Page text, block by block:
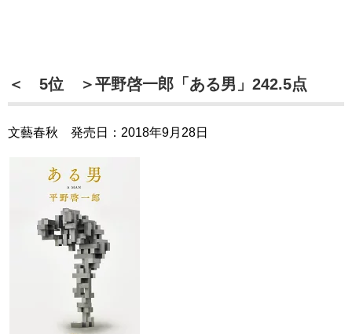
＜ 5位 ＞平野啓一郎「ある男」242.5点
文藝春秋 発売日：2018年9月28日